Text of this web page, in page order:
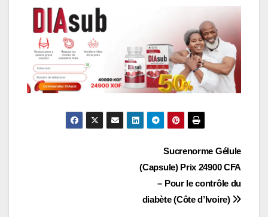
Sucrenorme Gélule
(Capsule) Prix 24900 CFA
– Pour le contrôle du
diabète (Côte d’Ivoire)